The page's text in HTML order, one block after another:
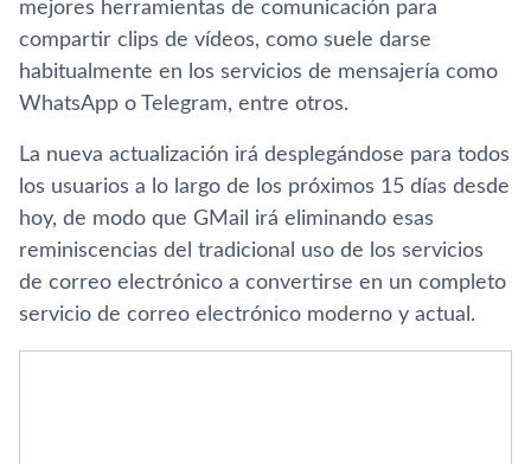
mejores herramientas de comunicación para
compartir clips de ví­deos, como suele darse
habitualmente en los servicios de mensajerí­a como
WhatsApp o Telegram, entre otros.
La nueva actualización irá desplegándose para todos
los usuarios a lo largo de los próximos 15 dí­as desde
hoy, de modo que GMail irá eliminando esas
reminiscencias del tradicional uso de los servicios
de correo electrónico a convertirse en un completo
servicio de correo electrónico moderno y actual.